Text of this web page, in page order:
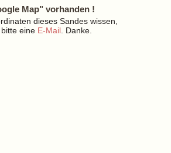
Map" vorhanden !
dieses Sandes wissen,
eine E-Mail . Danke.